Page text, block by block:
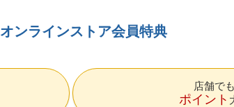
オンラインストア会員特典
店舗で
ポイント